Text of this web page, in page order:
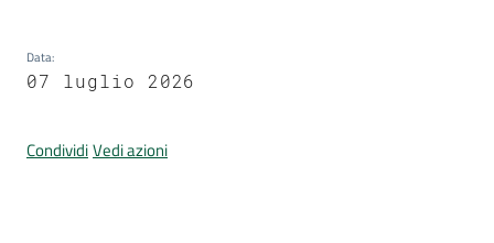
Per
Data:
07 luglio 2026
CondividiVedi azioni